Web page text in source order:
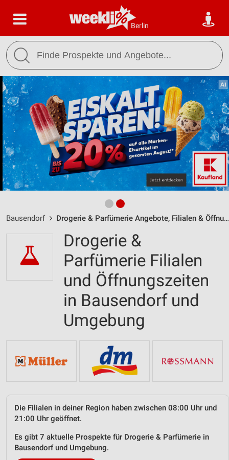
Berlin
Bausendorf Drogerie & Parfümerie Angebote, Filialen & Öffnungszeiten
Drogerie &
Parfümerie Filialen
und Öffnungszeiten
in Bausendorf und
Umgebung
Die Filialen in deiner Region haben zwischen 08:00 Uhr und
21:00 Uhr geöffnet.
Es gibt 7 aktuelle Prospekte für Drogerie & Parfümerie in
Bausendorf und Umgebung.